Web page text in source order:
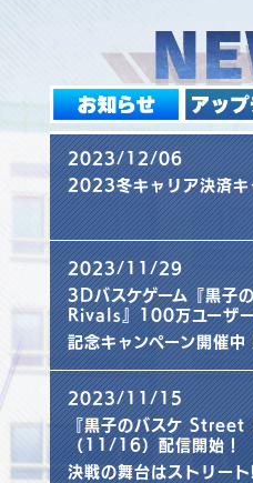
2023/12/06
2023冬キャリア決済キ
2023/11/29
3Dバスケゲーム『黒子
Rivals』100万ユーザー
記念キャンペーン開催中
2023/11/15
『黒子のバスケ Street
（11/16）配信開始！
決戦の舞台はストリート